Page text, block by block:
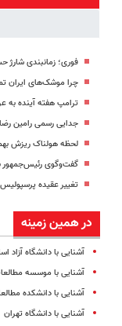
فوری؛ زمانبندی‌ شارژ
چرا موشک‌های ایران
ترامپ هفته آینده به
جدایی رسمی رامین
لحظه هولناک ریزش
گفت‌وگوی رئیس‌جمهور
تغییر عقیده پرسپولیس
در همین زمینه
آشنایی با دانشگاه آزاد
آشنایی با موسسه
آشنایی با دانشکده
آشنایی با دانشگاه تهران